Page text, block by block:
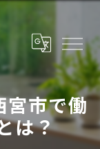
宮市で働
は？